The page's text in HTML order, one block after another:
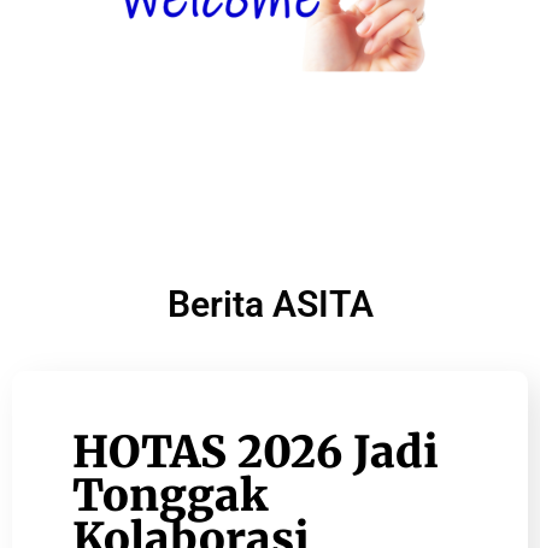
Berita ASITA
HOTAS 2026 Jadi
Tonggak